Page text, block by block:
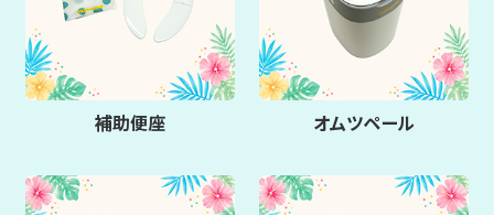
補助便座 オムツペール